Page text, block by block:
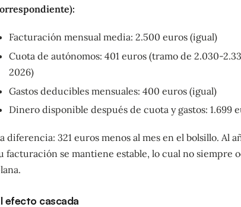
Facturación mensual media: 2.500 euros (igual)
Cuota de autónomos: 401 euros (tramo de 2.030-
2026)
Gastos deducibles mensuales: 400 euros (igual)
Dinero disponible después de cuota y gastos: 1.699
diferencia: 321 euros menos al mes en el bolsillo. Al
facturación se mantiene estable, lo cual no siempre
efecto cascada